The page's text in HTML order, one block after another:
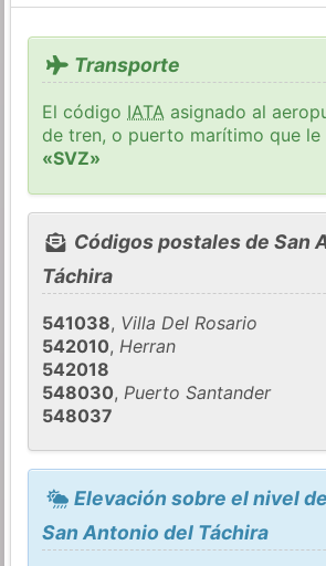
Transporte
El código IATA asignado al
de tren, o puerto marítimo que
«SVZ»
Códigos postales de San
Táchira
541038, Villa Del Rosario
542010, Herran
542018
548030, Puerto Santander
548037
Elevación sobre el nivel
San Antonio del Táchira